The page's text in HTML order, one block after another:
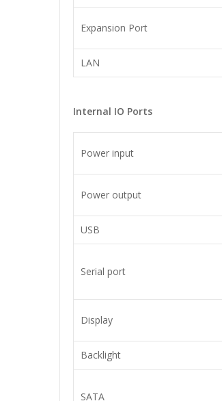
Expansion Port
LAN
Internal IO Ports
Power input
Power output
USB
Serial port
Display
Backlight
SATA